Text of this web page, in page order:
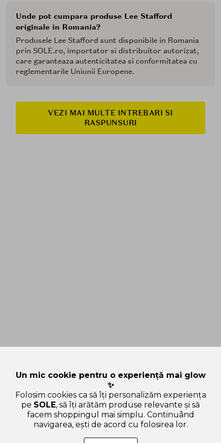
Unde pot cumpara produse Lee Stafford
originale in Romania?
Produsele Lee Stafford sunt disponibile in Romania
prin SOLE.ro, importator si distribuitor autorizat,
care garanteaza autenticitatea si conformitatea cu
reglementarile Uniunii Europene.
VEZI MAI MULTE INTREBARI SI
RASPUNSURI
Un mic cookie pentru o experiență mai glow
✨
Folosim cookies ca să îți personalizăm experiența
pe SOLE, să îți arătăm produse relevante și să
facem shoppingul mai simplu. Continuând
navigarea, ești de acord cu folosirea lor.